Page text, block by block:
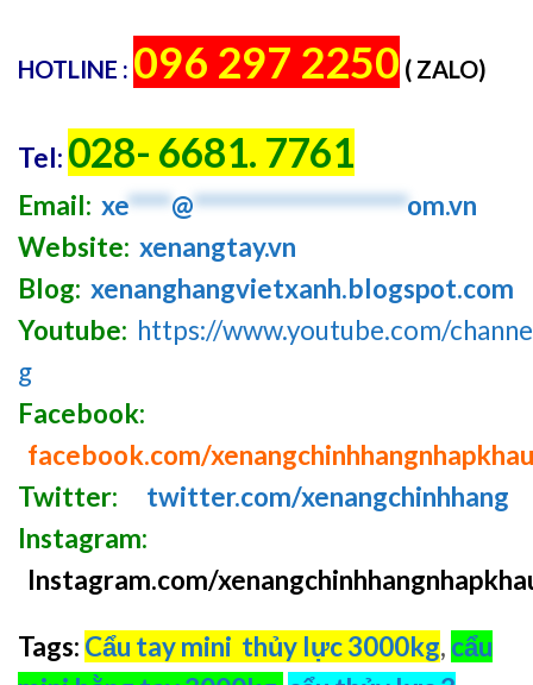
HOTLINE : 096 297 2250 ( ZALO)
Tel: 028- 6681. 7761
Email: xe****@********************om.vn
Website: xenangtay.vn
Blog: xenanghangvietxanh.blogspot.com
Youtube: https://www.youtube.com/
g
Facebook:
facebook.com/xenangchinhhangnhapkhau
Twitter:
twitter.com/xenangchinhhang
Instagram:
Instagram.com/
Tags: Cẩu tay mini thủy lực 3000kg, cẩu